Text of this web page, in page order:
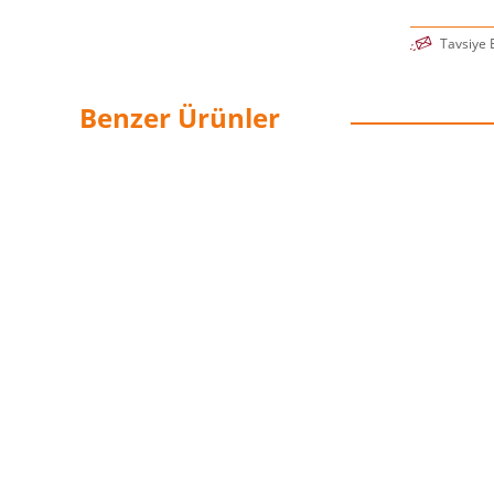
Tavsiye
Benzer Ürünler